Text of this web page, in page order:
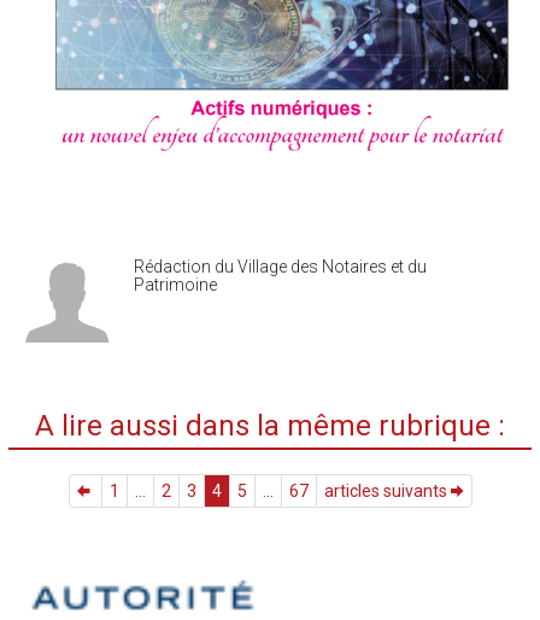
Rédaction du Village des Notaires et du
Patrimoine
A lire aussi dans la même rubrique :
1 2 3 4 5 67 articles suivants